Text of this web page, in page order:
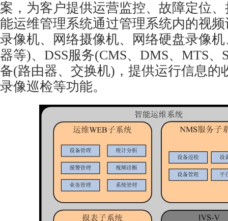
案，为客户提供运营监控、故障定位
能运维管理系统通过管理系统内的视
录像机、 网络摄像机、网络硬盘录像
器等)、DSS服务(CMS、DMS、MTS、
备(路由器、交换机)，提供运行信息的
录像巡检等功能。